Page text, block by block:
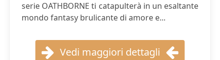
serie OATHBORNE ti catapulterà in un esaltante
mondo fantasy brulicante di amore e...
Vedi maggiori dettagli